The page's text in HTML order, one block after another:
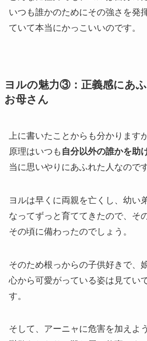
いつも誰かのためにその強さを発
ていて本当にかっこいいのです。
ヨルの魅力③：正義感にあ
お母さん
上に書いたことからも分かります
原理はいつも 自分以外の誰かを助
当に思いやりにあふれた人なのです
ヨルは早くに両親を亡くし、幼い
なってずっと育ててきたので、そ
その頃に備わったのでしょう。
そのため根っからの子供好きで、
心から可愛がっている姿は見てい
す。
そして、アーニャに危害を加えよ